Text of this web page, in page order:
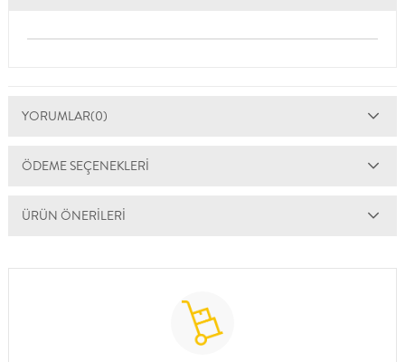
YORUMLAR(0)
ÖDEME SEÇENEKLERI
ÜRÜN ÖNERILERI